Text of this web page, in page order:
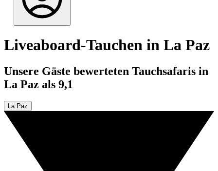
Liveaboard-Tauchen in La Paz
Unsere Gäste bewerteten Tauchsafaris in
La Paz als 9,1
La Paz